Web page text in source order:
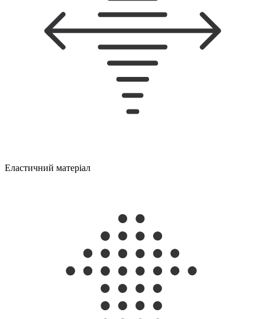
Еластичний матеріал